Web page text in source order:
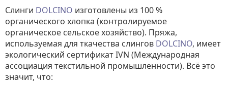
Слинги DOLCINO изготовлены из 100 %
органического хлопка (контролируемое
органическое сельское хозяйство). Пряжа,
используемая для ткачества слингов DOLCINO, имеет
экологический сертификат IVN (Международная
ассоциация текстильной промышленности). Всё это
значит, что: